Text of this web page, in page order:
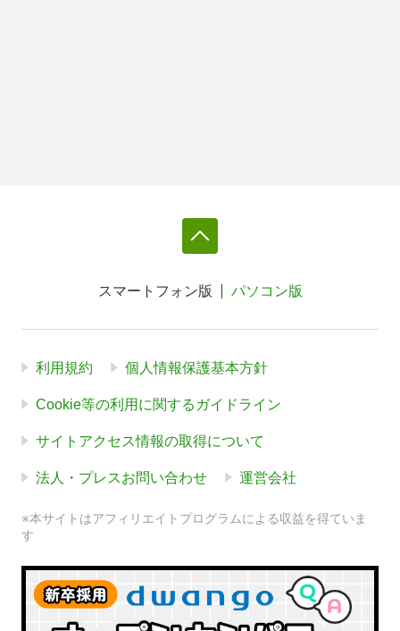
スマートフォン版 パソコン版
利用規約 個人情報保護基本方針
Cookie等の利用に関するガイドライン
サイトアクセス情報の取得について
法人・プレスお問い合わせ 運営会社
※本サイトはアフィリエイトプログラムによる収益を得ていま
す